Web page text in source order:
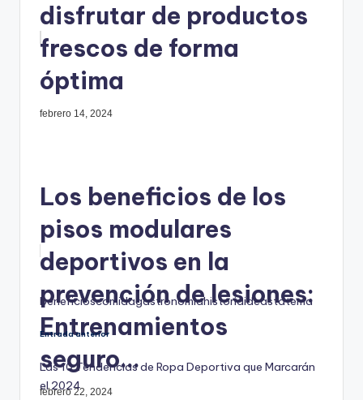
disfrutar de productos
frescos de forma
óptima
febrero 14, 2024
Los beneficios de los
pisos modulares
deportivos en la
prevención de lesiones:
Entrenamientos
seguro...
febrero 22, 2024
Etiquetas:
beneficioscomidagastronomiahistoriaideastatema
Navegación
de
Entrada anterior
Las 10 Tendencias de Ropa Deportiva que Marcarán
el 2024